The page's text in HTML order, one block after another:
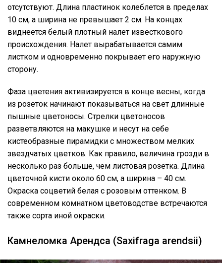
отсутствуют. Длина пластинок колеблется в пределах
10 см, а ширина не превышает 2 см. На концах
виднеется белый плотный налет известкового
происхождения. Налет вырабатывается самим
листком и одновременно покрывает его наружную
сторону.
Фаза цветения активизируется в конце весны, когда
из розеток начинают показываться на свет длинные
пышные цветоносы. Стрелки цветоносов
разветвляются на макушке и несут на себе
кистеобразные пирамидки с множеством мелких
звездчатых цветков. Как правило, величина грозди в
несколько раз больше, чем листовая розетка. Длина
цветочной кисти около 60 см, а ширина – 40 см.
Окраска соцветий белая с розовым оттенком. В
современном комнатном цветоводстве встречаются
также сорта иной окраски.
Камнеломка Арендса (Saxifraga arendsii)